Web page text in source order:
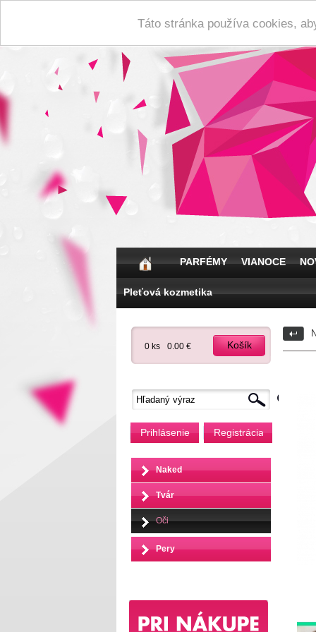
Táto stránka používa cookies,
PARFÉMY VIANOCE
Pleťová kozmetika
0 ks 0.00 € Košík
Prihlásenie Registrácia
Naked
Tvár
Oči
Pery